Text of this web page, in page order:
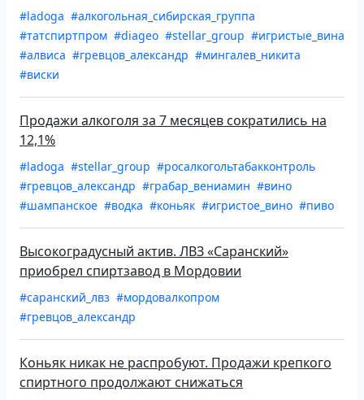
#ladoga #алкогольная_сибирская_группа
#татспиртпром #diageo #stellar_group #игристые_вина
#алвиса #гревцов_александр #мингалев_никита
#виски
Продажи алкоголя за 7 месяцев сократились на
12,1%
#ladoga #stellar_group #росалкогольтабакконтроль
#гревцов_александр #грабар_вениамин #вино
#шампанское #водка #коньяк #игристое_вино #пиво
Высокоградусный актив. ЛВЗ «Саранский»
приобрел спиртзавод в Мордовии
#саранский_лвз #мордовалкопром
#гревцов_александр
Коньяк никак не распробуют. Продажи крепкого
спиртного продолжают снижаться